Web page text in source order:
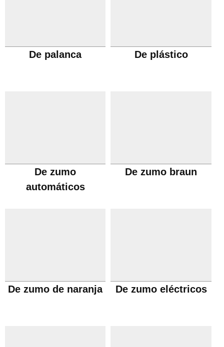
De palanca De plástico
De zumo
automáticos
De zumo braun
De zumo de naranja De zumo eléctricos